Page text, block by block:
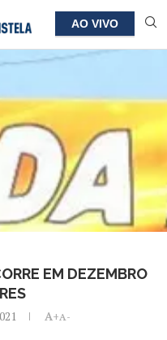
AO VIVO
EM DEZEMBRO
A+A-